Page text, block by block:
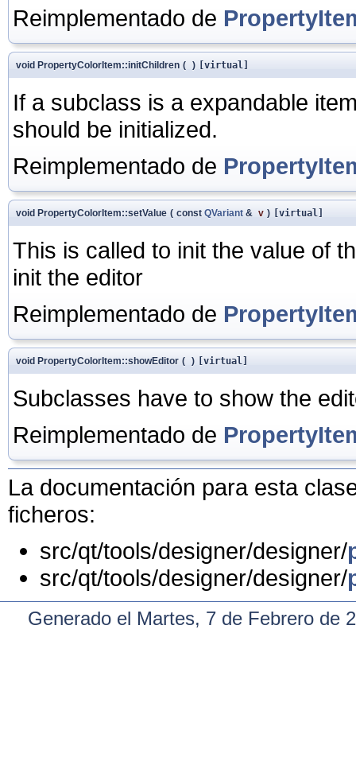
Reimplementado de
void PropertyColorItem::initChildren ( ) [virtual]
If a subclass is a expandable
should be initialized.
Reimplementado de
void PropertyColorItem::setValue ( const QVariant & v ) [virtual]
This is called to init the value of
init the editor
Reimplementado de
void PropertyColorItem::showEditor ( ) [virtual]
Subclasses have to show the
Reimplementado de
La documentación para esta
ficheros:
src/qt/tools/designer/designer/
src/qt/tools/designer/designer/
Generado el Martes, 7 de Febrero de